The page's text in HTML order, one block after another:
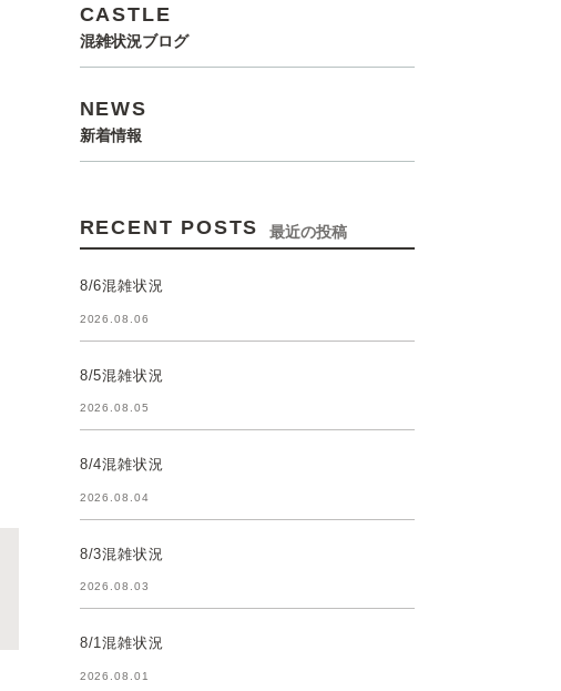
CASTLE
混雑状況ブログ
NEWS
新着情報
RECENT POSTS 最近の投稿
8/6混雑状況
2026.08.06
8/5混雑状況
2026.08.05
8/4混雑状況
2026.08.04
8/3混雑状況
2026.08.03
8/1混雑状況
2026.08.01